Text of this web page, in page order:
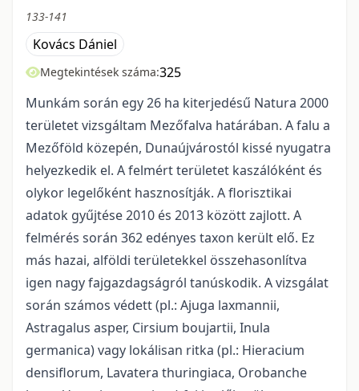
133-141
Kovács Dániel
Megtekintések száma:325
Munkám során egy 26 ha kiterjedésű Natura 2000
területet vizsgáltam Mezőfalva határában. A falu a
Mezőföld közepén, Dunaújvárostól kissé nyugatra
helyezkedik el. A felmért területet kaszálóként és
olykor legelőként hasznosítják. A florisztikai
adatok gyűjtése 2010 és 2013 között zajlott. A
felmérés során 362 edényes taxon került elő. Ez
más hazai, alföldi területekkel összehasonlítva
igen nagy fajgazdagságról tanúskodik. A vizsgálat
során számos védett (pl.: Ajuga laxmannii,
Astragalus asper, Cirsium boujartii, Inula
germanica) vagy lokálisan ritka (pl.: Hieracium
densiflorum, Lavatera thuringiaca, Orobanche